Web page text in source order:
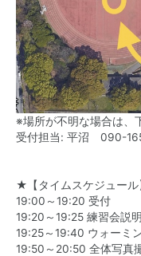
※場所が不明な場合は、
受付担当: 平沼 090-
★【タイムスケジュール
19:00～19:20 受付
19:20～19:25 練習会説明
19:25～19:40 ウォーミ
19:50～20:50 全体写真